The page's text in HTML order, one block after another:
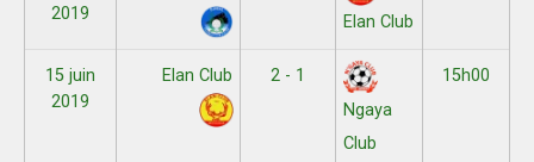
2019
Elan Club
15 juin
2019
Elan Club
2 - 1
Ngaya
Club
15h00